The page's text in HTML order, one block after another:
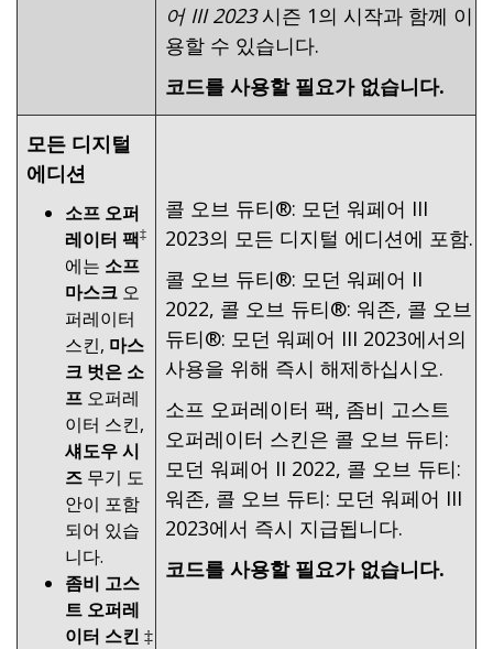
어 III 2023시즌 1의 시작과 함께 이
용할 수 있습니다.
코드를 사용할 필요가 없습니다.
모든 디지털
에디션
소프 오퍼
레이터 팩‡
에는 소프
마스크 오
퍼레이터
스킨, 마스
크 벗은 소
프 오퍼레
이터 스킨,
섀도우 시
즈 무기 도
안이 포함
되어 있습
니다.
좀비 고스
트 오퍼레
이터 스킨 ‡
콜 오브 듀티®: 모던 워페어 III
2023의 모든 디지털 에디션에 포함.
콜 오브 듀티®: 모던 워페어 II
2022, 콜 오브 듀티®: 워존, 콜 오브
듀티®: 모던 워페어 III 2023에서의
사용을 위해 즉시 해제하십시오.
소프 오퍼레이터 팩, 좀비 고스트
오퍼레이터 스킨은 콜 오브 듀티:
모던 워페어 II 2022, 콜 오브 듀티:
워존, 콜 오브 듀티: 모던 워페어 III
2023에서 즉시 지급됩니다.
코드를 사용할 필요가 없습니다.